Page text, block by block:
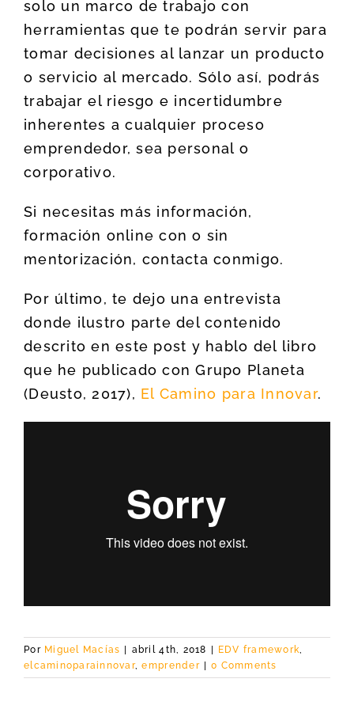
solo un marco de trabajo con
herramientas que te podrán servir para
tomar decisiones al lanzar un producto
o servicio al mercado. Sólo así, podrás
trabajar el riesgo e incertidumbre
inherentes a cualquier proceso
emprendedor, sea personal o
corporativo.
Si necesitas más información,
formación online con o sin
mentorización, contacta conmigo.
Por último, te dejo una entrevista
donde ilustro parte del contenido
descrito en este post y hablo del libro
que he publicado con Grupo Planeta
(Deusto, 2017), El Camino para Innovar.
Por Miguel Macías abril 4th, 2018 EDV framework,
elcaminoparainnovar,emprender 0 Comments